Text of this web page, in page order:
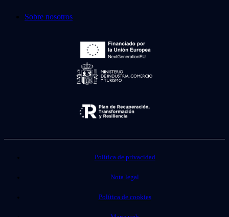
Sobre nosotros
Política de privacidad
Nota legal
Política de cookies